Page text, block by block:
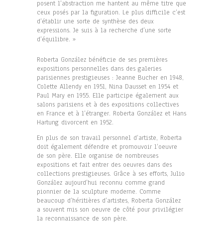
posent l’abstraction me hantent au même titre que
ceux posés par la figuration. Le plus difficile c’est
d’établir une sorte de synthèse des deux
expressions. Je suis à la recherche d’une sorte
d’équilibre. »
Roberta González bénéficie de ses premières
expositions personnelles dans des galeries
parisiennes prestigieuses : Jeanne Bucher en 1948,
Colette Allendy en 1951, Nina Dausset en 1954 et
Paul Mary en 1955. Elle participe également aux
salons parisiens et à des expositions collectives
en France et à l’étranger. Roberta González et Hans
Hartung divorcent en 1952.
En plus de son travail personnel d’artiste, Roberta
doit également défendre et promouvoir l’oeuvre
de son père. Elle organise de nombreuses
expositions et fait entrer des oeuvres dans des
collections prestigieuses. Grâce à ses efforts, Julio
González aujourd’hui reconnu comme grand
pionnier de la sculpture moderne. Comme
beaucoup d’héritières d’artistes, Roberta González
a souvent mis son oeuvre de côté pour privilégier
la reconnaissance de son père.